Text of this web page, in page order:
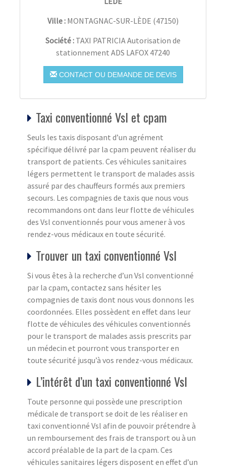
Ville : MONTAGNAC-SUR-LÈDE (47150)
Société : TAXI PATRICIA Autorisation de
stationnement ADS LAFOX 47240
CONTACT OU DEMANDE DE DEVIS
Taxi conventionné Vsl et cpam
Seuls les taxis disposant d’un agrément
spécifique délivré par la cpam peuvent réaliser du
transport de patients. Ces véhicules sanitaires
légers permettent le transport de malades assis
assuré par des chauffeurs formés aux premiers
secours. Les compagnies de taxis que nous vous
recommandons ont dans leur flotte de véhicules
des Vsl conventionnés pour vous amener à vos
rendez-vous médicaux en toute sécurité.
Trouver un taxi conventionné Vsl
Si vous êtes à la recherche d’un Vsl conventionné
par la cpam, contactez sans hésiter les
compagnies de taxis dont nous vous donnons les
coordonnées. Elles possèdent en effet dans leur
flotte de véhicules des véhicules conventionnés
pour le transport de malades assis prescrits par
un médecin et pourront vous transporter en
toute sécurité jusqu’à vos rendez-vous médicaux.
L’intérêt d’un taxi conventionné Vsl
Toute personne qui possède une prescription
médicale de transport se doit de les réaliser en
taxi conventionné Vsl afin de pouvoir prétendre à
un remboursement des frais de transport ou à un
accord préalable de la part de la cpam. Ces
véhicules sanitaires légers disposent en effet d’un